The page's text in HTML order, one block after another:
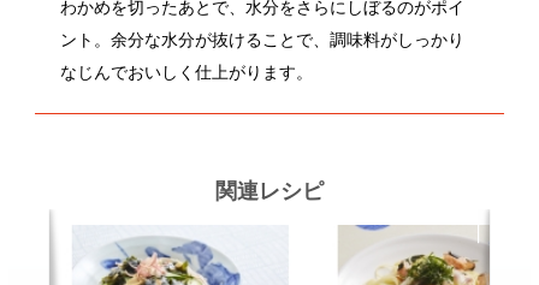
タ
野菜。
レシピ